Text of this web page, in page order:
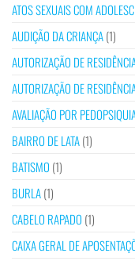
ATOS SEXUAIS COM
AUDIÇÃO DA CRIANÇA(1)
AUTORIZAÇÃO DE
AUTORIZAÇÃO DE
AVALIAÇÃO POR
BAIRRO DE LATA(1)
BATISMO (1)
BURLA(1)
CABELO RAPADO (1)
CAIXA GERAL DE